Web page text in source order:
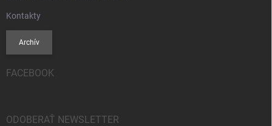
Kontakty
Archív
FACEBOOK
ODOBERAŤ NEWSLETTER